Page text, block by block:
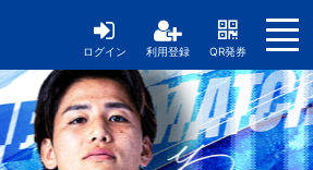
ログイン 利用登録 QR発券